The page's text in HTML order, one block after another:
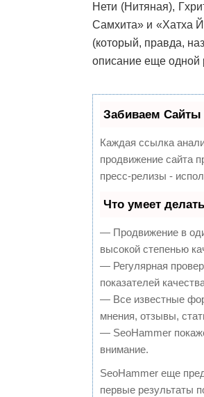
Нети (Нитяная),
Самхита» и «Хатха
(который, правда,
описание еще одной
Забиваем
Каждая ссылка
продвижение сайта
пресс-релизы -
Что умеет
— Продвижение в
высокой степенью
— Регулярная
показателей
— Все известные
мнения, отзывы,
— SeoHammer
внимание.
SeoHammer еще
первые результаты